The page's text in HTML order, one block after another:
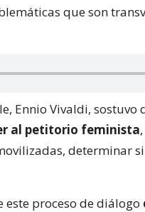
que son
Ennio Vivaldi, sostuvo
al petitorio feminista
determinar
proceso de diálogo